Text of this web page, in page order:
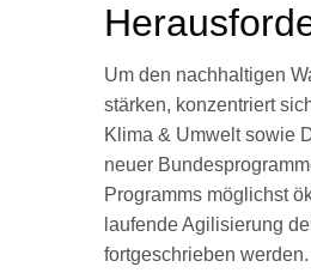
Um den nachhaltigen
stärken, konzentriert
Klima & Umwelt sowie
neuer
Programms möglichst
laufende Agilisierung
fortgeschrieben werden.